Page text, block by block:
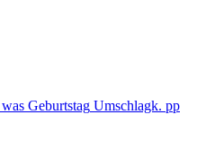
Umschlagk. pp